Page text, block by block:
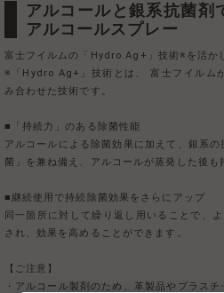
アルコールと銀系抗菌剤で持続除菌を可能にした
アルコールスプレー
富士フイルムの「Hydro Ag+」技術※を活か
※「Hydro Ag+」技術とは、 富士フイルム
み合わせた技術です。
■「持続力」のある除菌性能
アルコールによる除菌効果に加えて、銀系
菌」を兼ね備え、アルコールが蒸発した後
■継続使用で持続除菌効果をさらにアップ
同一箇所に対して繰り返し用いることで、
され、効果を高めることができます。
【ご注意】
・アルコール製剤のため、革製品やプラス